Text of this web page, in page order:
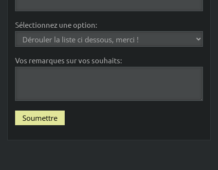
Sélectionnez une option:
Vos remarques sur vos souhaits: